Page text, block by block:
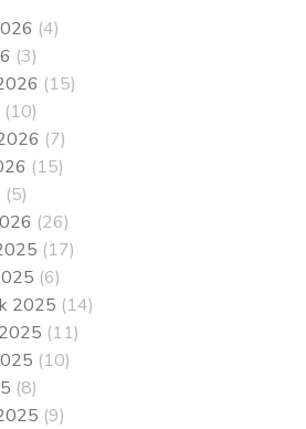
(4)
(3)
(15)
(10)
(7)
(15)
(5)
(26)
(17)
(6)
2025 (14)
(11)
(10)
(8)
(9)